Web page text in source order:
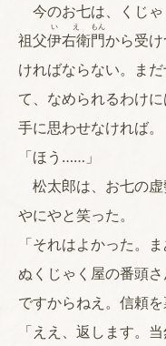
今のお七は、くじゃ
祖父伊
い
右衛
え
門
もん
から受
ければならない。ま
て、なめられるわけ
手に思わせなければ。
「ほう……」
松太郎は、お七の虚
やにやと笑った。
「それはよかった。
ぬくじゃく屋の番頭
ですからねえ。信頼を
「ええ、返します。当